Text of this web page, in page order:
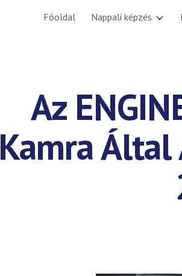
Skip to main
Főoldal Nappali képzés
Az
Kamra